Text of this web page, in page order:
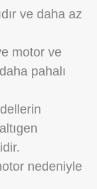
ve daha az
motor ve
pahalı
nedeniyle